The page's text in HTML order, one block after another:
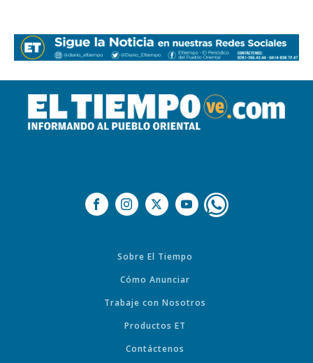
Sobre El Tiempo
Cómo Anunciar
Trabaje con Nosotros
Productos ET
Contáctenos